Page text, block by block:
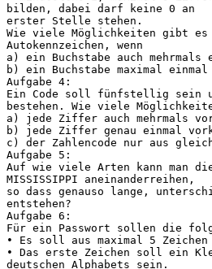
bilden, dabei darf keine 0 an
erster Stelle stehen.
Wie viele Möglichkeiten gibt
Autokennzeichen, wenn
a) ein Buchstabe auch mehrmals
b) ein Buchstabe maximal
Aufgabe 4:
Ein Code soll fünfstellig sein
bestehen. Wie viele
a) jede Ziffer auch mehrmals
b) jede Ziffer genau einmal
c) der Zahlencode nur aus
Aufgabe 5:
Auf wie viele Arten kann man die
MISSISSIPPI aneinanderreihen,
so dass genauso lange,
entstehen?
Aufgabe 6:
Für ein Passwort sollen die
• Es soll aus maximal 5 Zeichen
• Das erste Zeichen soll ein
deutschen Alphabets sein.